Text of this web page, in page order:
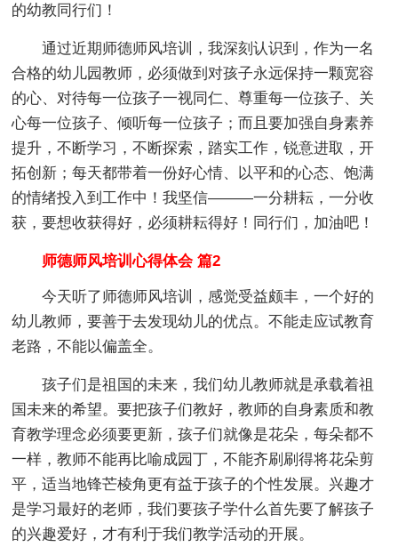
的幼教同行们！
通过近期师德师风培训，我深刻认识到，作为一名
合格的幼儿园教师，必须做到对孩子永远保持一颗宽容
的心、对待每一位孩子一视同仁、尊重每一位孩子、关
心每一位孩子、倾听每一位孩子；而且要加强自身素养
提升，不断学习，不断探索，踏实工作，锐意进取，开
拓创新；每天都带着一份好心情、以平和的心态、饱满
的情绪投入到工作中！我坚信———一分耕耘，一分收
获，要想收获得好，必须耕耘得好！同行们，加油吧！
师德师风培训心得体会 篇2
今天听了师德师风培训，感觉受益颇丰，一个好的
幼儿教师，要善于去发现幼儿的优点。不能走应试教育
老路，不能以偏盖全。
孩子们是祖国的未来，我们幼儿教师就是承载着祖
国未来的希望。要把孩子们教好，教师的自身素质和教
育教学理念必须要更新，孩子们就像是花朵，每朵都不
一样，教师不能再比喻成园丁，不能齐刷刷得将花朵剪
平，适当地锋芒棱角更有益于孩子的个性发展。兴趣才
是学习最好的老师，我们要孩子学什么首先要了解孩子
的兴趣爱好，才有利于我们教学活动的开展。